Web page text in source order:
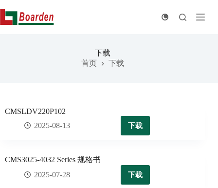
至
内
下载
首页
下载
CMSLDV220P102
2025-08-13
下载
CMS3025-4032 Series 规格书
2025-07-28
下载